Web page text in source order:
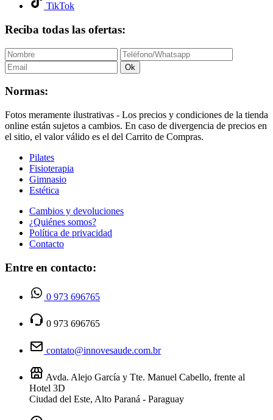
TikTok
Reciba todas las ofertas:
Ok
Normas:
Fotos meramente ilustrativas - Los precios y condiciones de la tienda
online están sujetos a cambios. En caso de divergencia de precios en
el sitio, el valor válido es el del Carrito de Compras.
Pilates
Fisioterapia
Gimnasio
Estética
Cambios y devoluciones
¿Quiénes somos?
Política de privacidad
Contacto
Entre en contacto:
0 973 696765
0 973 696765
contato@innovesaude.com.br
Avda. Alejo García y Tte. Manuel Cabello, frente al
Hotel 3D
Ciudad del Este, Alto Paraná - Paraguay